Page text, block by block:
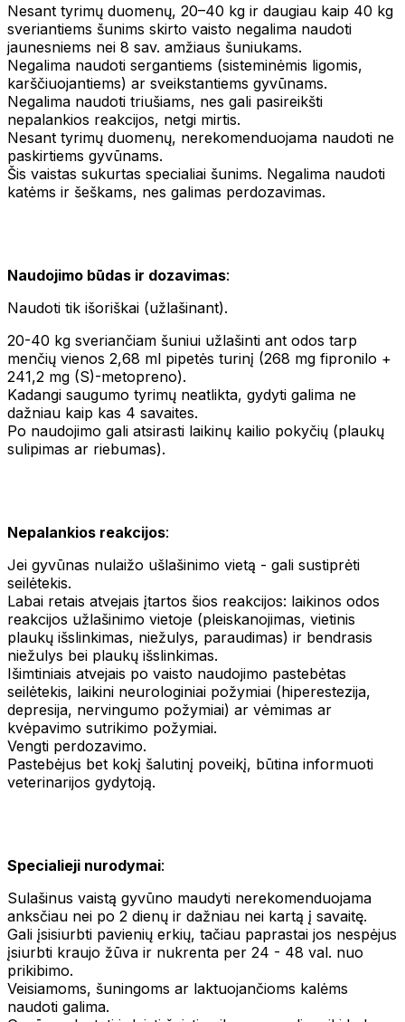
Nesant tyrimų duomenų, 20–40 kg ir daugiau kaip 40 kg
sveriantiems šunims skirto vaisto negalima naudoti
jaunesniems nei 8 sav. amžiaus šuniukams.
Negalima naudoti sergantiems (sisteminėmis ligomis,
karščiuojantiems) ar sveikstantiems gyvūnams.
Negalima naudoti triušiams, nes gali pasireikšti
nepalankios reakcijos, netgi mirtis.
Nesant tyrimų duomenų, nerekomenduojama naudoti ne
paskirtiems gyvūnams.
Šis vaistas sukurtas specialiai šunims. Negalima naudoti
katėms ir šeškams, nes galimas perdozavimas.
Naudojimo būdas ir dozavimas:
Naudoti tik išoriškai (užlašinant).
20-40 kg sveriančiam šuniui užlašinti ant odos tarp
menčių vienos 2,68 ml pipetės turinį (268 mg fipronilo +
241,2 mg (S)-metopreno).
Kadangi saugumo tyrimų neatlikta, gydyti galima ne
dažniau kaip kas 4 savaites.
Po naudojimo gali atsirasti laikinų kailio pokyčių (plaukų
sulipimas ar riebumas).
Nepalankios reakcijos:
Jei gyvūnas nulaižo ušlašinimo vietą - gali sustiprėti
seilėtekis.
Labai retais atvejais įtartos šios reakcijos: laikinos odos
reakcijos užlašinimo vietoje (pleiskanojimas, vietinis
plaukų išslinkimas, niežulys, paraudimas) ir bendrasis
niežulys bei plaukų išslinkimas.
Išimtiniais atvejais po vaisto naudojimo pastebėtas
seilėtekis, laikini neurologiniai požymiai (hiperestezija,
depresija, nervingumo požymiai) ar vėmimas ar
kvėpavimo sutrikimo požymiai.
Vengti perdozavimo.
Pastebėjus bet kokį šalutinį poveikį, būtina informuoti
veterinarijos gydytoją.
Specialieji nurodymai:
Sulašinus vaistą gyvūno maudyti nerekomenduojama
anksčiau nei po 2 dienų ir dažniau nei kartą į savaitę.
Gali įsisiurbti pavienių erkių, tačiau paprastai jos nespėjus
įsiurbti kraujo žūva ir nukrenta per 24 - 48 val. nuo
prikibimo.
Veisiamoms, šuningoms ar laktuojančioms kalėms
naudoti galima.